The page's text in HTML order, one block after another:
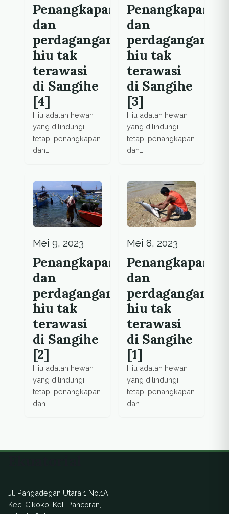
Penangkapan
dan
perdagangan
hiu tak
terawasi
di Sangihe
[4]
Hiu adalah hewan
yang dilindungi,
tetapi penangkapan
dan
pengawasan.
Penangkapan
dan
perdagangan
hiu tak
terawasi
di Sangihe
[3]
Hiu adalah hewan
yang dilindungi,
tetapi penangkapan
dan
pengawasan.
Mei 9, 2023
Penangkapan
dan
perdagangan
hiu tak
terawasi
di Sangihe
[2]
Hiu adalah hewan
yang dilindungi,
tetapi penangkapan
dan
Mei 8, 2023
Penangkapan
dan
perdagangan
hiu tak
terawasi
di Sangihe
[1]
Hiu adalah hewan
yang dilindungi,
tetapi penangkapan
dan
Jl. Pangadegan Utara 1 No.1A,
Kec. Cikoko, Kel. Pancoran,